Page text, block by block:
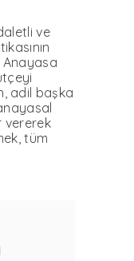
ve
Anayasa
adil başka
vererek
tüm